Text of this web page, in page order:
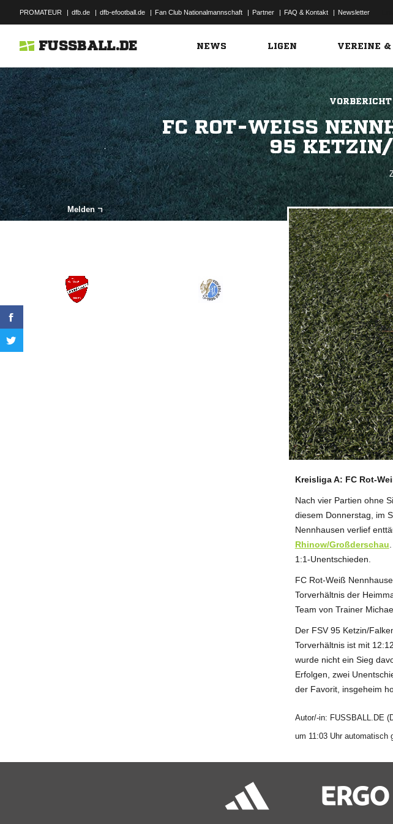
PROMATEUR | dfb.de | dfb-efootball.de | Fan Club Nationalmannschaft | Partner | FAQ & Kontakt | Newsletter
FUSSBALL.DE NEWS LIGEN VEREINE &
FC ROT-WEISS
5 KETZIN/
Melden
Kreisliga A: FC Rot-
Nach vier Partien ohne
diesem Donnerstag, im
Nennhausen verlief
Rhinow/Großderschau
1:1-Unentschieden.
FC Rot-Weiß
Torverhältnis der
Team von Trainer
Der FSV 95 Ketzin/
Torverhältnis ist mit
wurde nicht ein Sieg
Erfolgen, zwei
der Favorit, insgeheim
Autor/-in: FUSSBALL.DE
um 11:03 Uhr automatisch